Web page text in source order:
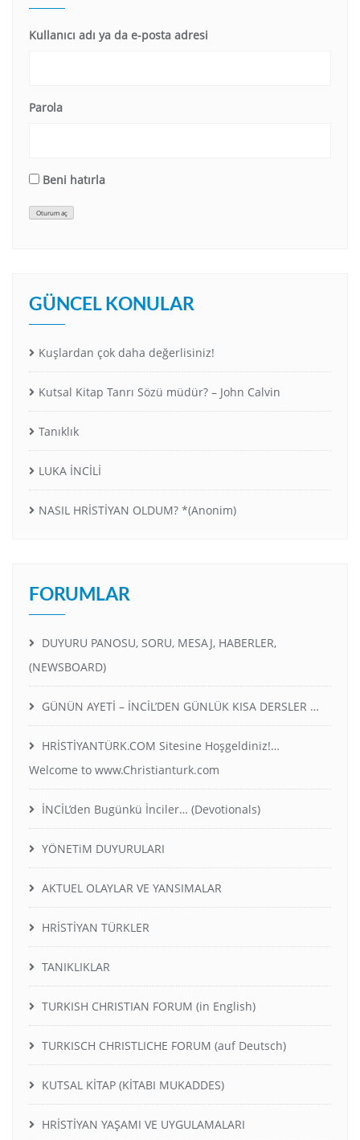
Kullanıcı adı ya da e-posta adresi
Parola
Beni hatırla
Oturum aç
GÜNCEL KONULAR
Kuşlardan çok daha değerlisiniz!
Kutsal Kitap Tanrı Sözü müdür? – John Calvin
Tanıklık
LUKA İNCİLİ
NASIL HRİSTİYAN OLDUM? *(Anonim)
FORUMLAR
DUYURU PANOSU, SORU, MESAJ, HABERLER,
(NEWSBOARD)
GÜNÜN AYETİ – İNCİL’DEN GÜNLÜK KISA DERSLER …
HRİSTİYANTÜRK.COM Sitesine Hoşgeldiniz!…
Welcome to www.Christianturk.com
İNCİL’den Bugünkü İnciler… (Devotionals)
YÖNETiM DUYURULARI
AKTUEL OLAYLAR VE YANSIMALAR
HRİSTİYAN TÜRKLER
TANIKLIKLAR
TURKISH CHRISTIAN FORUM (in English)
TURKISCH CHRISTLICHE FORUM (auf Deutsch)
KUTSAL KİTAP (KİTABI MUKADDES)
HRİSTİYAN YAŞAMI VE UYGULAMALARI